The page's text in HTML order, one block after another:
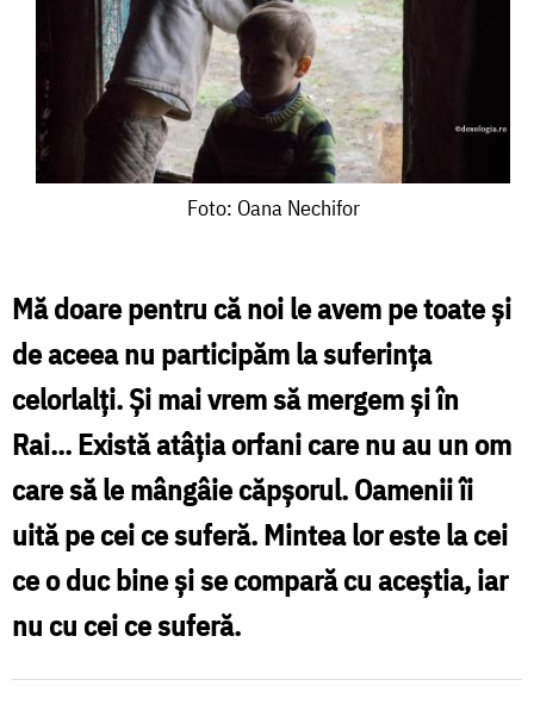
Foto: Oana Nechifor
Mă doare pentru că noi le avem pe toate și
de aceea nu partici­păm la suferința
celorlalți. Și mai vrem să mergem și în
Rai... Există atâția orfani care nu au un om
care să le mângâie căpșorul. Oamenii îi
uită pe cei ce suferă. Mintea lor este la cei
ce o duc bine și se compară cu aceștia, iar
nu cu cei ce suferă.